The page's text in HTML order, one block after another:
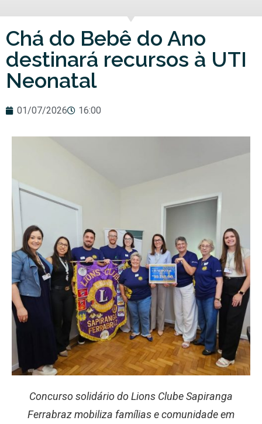
Chá do Bebê do Ano
destinará recursos à UTI
Neonatal
01/07/2026 16:00
Concurso solidário do Lions Clube Sapiranga
Ferrabraz mobiliza famílias e comunidade em